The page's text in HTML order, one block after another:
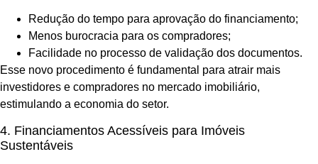
Redução do tempo para aprovação do financiamento;
Menos burocracia para os compradores;
Facilidade no processo de validação dos documentos.
Esse novo procedimento é fundamental para atrair mais
investidores e compradores no mercado imobiliário,
estimulando a economia do setor.
4. Financiamentos Acessíveis para Imóveis
Sustentáveis